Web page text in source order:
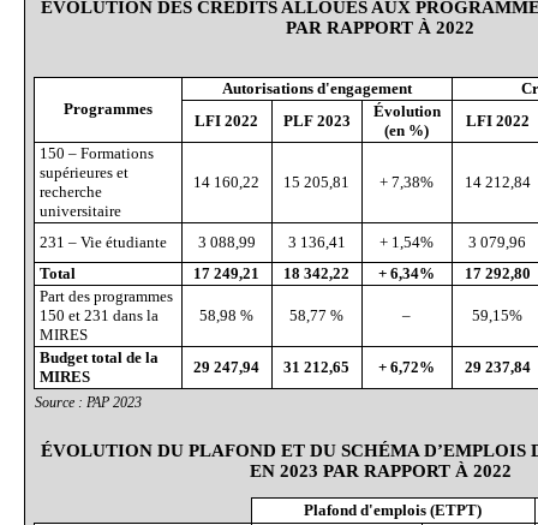
ÉVOLUTION DES CRÉDITS ALLOUÉS AUX
PAR RAPPORT À 2022
Programmes
Autorisations d'engagement
LFI 2022
PLF 2023
Évolution
(en %)
LFI 2022
150 – Formations
supérieures et
recherche
universitaire
14 160,22 15 205,81 + 7,38% 14 212,84
231 – Vie étudiante 3 088,99 3 136,41 + 1,54%
3 079,96
Total
17 249,21 18 342,22 + 6,34% 17 292,80
Part des programmes
150 et 231 dans la
MIRES
58,98 % 58,77 % – 59,15%
Budget total de la
MIRES
29 247,94 31 212,65 + 6,72% 29 237,84
Source : PAP 2023
ÉVOLUTION DU PLAFOND ET DU SCHÉMA D’EMPLOIS
EN 2023 PAR RAPPORT À 2022
Plafond d'emplois (ETPT)